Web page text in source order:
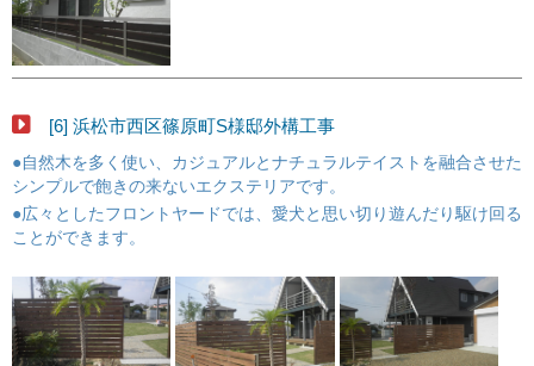
[6] 浜松市西区篠原町S様邸外構工事
●自然木を多く使い、カジュアルとナチュラルテイストを融合させた
シンプルで飽きの来ないエクステリアです。
●広々としたフロントヤードでは、愛犬と思い切り遊んだり駆け回る
ことができます。